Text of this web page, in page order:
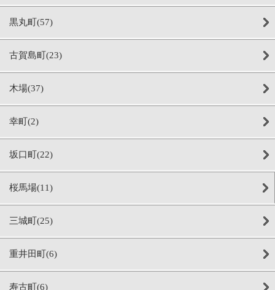
黒丸町(57)
古賀島町(23)
木場(37)
幸町(2)
坂口町(22)
桜馬場(11)
三城町(25)
重井田町(6)
寿古町(6)